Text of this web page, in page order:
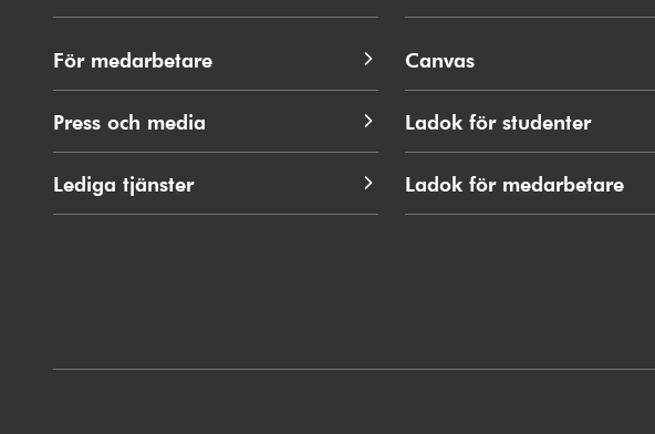
För medarbetare
Press och media
Lediga tjänster
Canvas
Ladok för studenterÖppnas
i
fönster
Ladok för medarbetare
i